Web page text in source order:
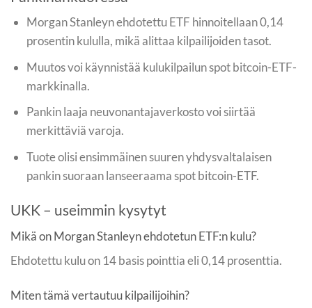
Morgan Stanleyn ehdotettu ETF hinnoitellaan 0,14
prosentin kululla, mikä alittaa kilpailijoiden tasot.
Muutos voi käynnistää kulukilpailun spot bitcoin-ETF-
markkinalla.
Pankin laaja neuvonantajaverkosto voi siirtää
merkittäviä varoja.
Tuote olisi ensimmäinen suuren yhdysvaltalaisen
pankin suoraan lanseeraama spot bitcoin-ETF.
UKK – useimmin kysytyt
Mikä on Morgan Stanleyn ehdotetun ETF:n kulu?
Ehdotettu kulu on 14 basis pointtia eli 0,14 prosenttia.
Miten tämä vertautuu kilpailijoihin?